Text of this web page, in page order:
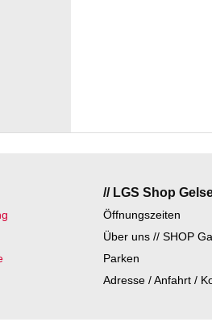
// LGS Shop
Öffnungszeiten
Über uns // SHOP
Parken
Adresse / Anfahrt /